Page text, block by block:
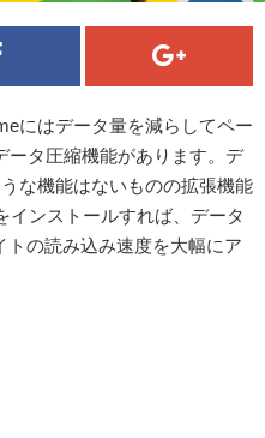
にはデータ量を減らしてペー
ータ圧縮機能があります。デ
な機能はないものの拡張機能
インストールすれば、データ
の読み込み速度を大幅にア